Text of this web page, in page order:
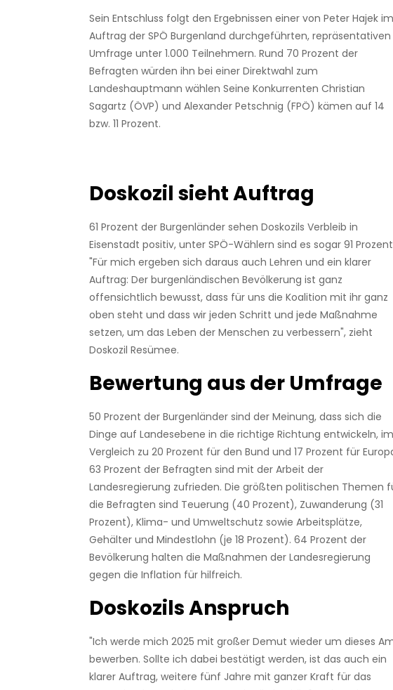
Sein Entschluss folgt den Ergebnissen einer von Peter Hajek im
Auftrag der SPÖ Burgenland durchgeführten, repräsentativen
Umfrage unter 1.000 Teilnehmern. Rund 70 Prozent der
Befragten würden ihn bei einer Direktwahl zum
Landeshauptmann wählen Seine Konkurrenten Christian
Sagartz (ÖVP) und Alexander Petschnig (FPÖ) kämen auf 14
bzw. 11 Prozent.
Doskozil sieht Auftrag
61 Prozent der Burgenländer sehen Doskozils Verbleib in
Eisenstadt positiv, unter SPÖ-Wählern sind es sogar 91
"Für mich ergeben sich daraus auch Lehren und ein klarer
Auftrag: Der burgenländischen Bevölkerung ist ganz
offensichtlich bewusst, dass für uns die Koalition mit ihr ganz
oben steht und dass wir jeden Schritt und jede Maßnahme
setzen, um das Leben der Menschen zu verbessern", zieht
Doskozil Resümee.
Bewertung aus der Umfrage
50 Prozent der Burgenländer sind der Meinung, dass sich die
Dinge auf Landesebene in die richtige Richtung entwickeln, im
Vergleich zu 20 Prozent für den Bund und 17 Prozent für
63 Prozent der Befragten sind mit der Arbeit der
Landesregierung zufrieden. Die größten politischen Themen
die Befragten sind Teuerung (40 Prozent), Zuwanderung (31
Prozent), Klima- und Umweltschutz sowie Arbeitsplätze,
Gehälter und Mindestlohn (je 18 Prozent). 64 Prozent der
Bevölkerung halten die Maßnahmen der Landesregierung
gegen die Inflation für hilfreich.
Doskozils Anspruch
"Ich werde mich 2025 mit großer Demut wieder um dieses
bewerben. Sollte ich dabei bestätigt werden, ist das auch ein
klarer Auftrag, weitere fünf Jahre mit ganzer Kraft für das